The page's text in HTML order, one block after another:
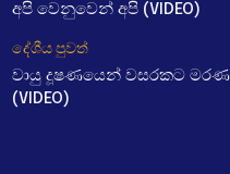
අපි වෙනුවෙන් අපි (VIDEO)
දේශීය පුවත්
වායු දූෂණයෙන් වසරකට මරණ
(VIDEO)